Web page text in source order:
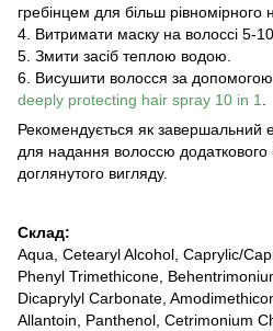
гребінцем для більш рівномірного
4. Витримати маску на волоссі 5-
5. Змити засіб теплою водою.
6. Висушити волосся за
deeply protecting hair spray 10 in 1
Рекомендується як завершальний
для надання волоссю додаткового
доглянутого вигляду.
Склад:
Aqua, Cetearyl Alcohol, Caprylic/
Phenyl Trimethicone,
Dicaprylyl Carbonate,
Allantoin, Panthenol, Cetrimonium